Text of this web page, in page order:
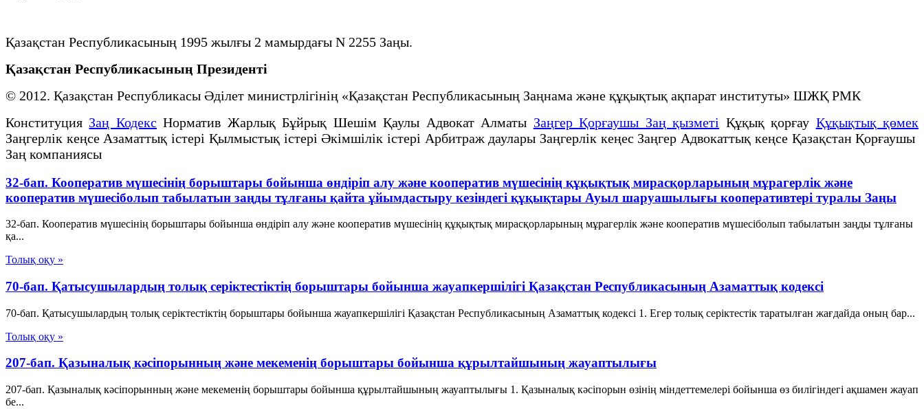
Қазақстан Республикасының 1995 жылғы 2 мамырдағы N 2255 Заңы.
Қазақстан Республикасының Президенті
© 2012. Қазақстан Республикасы Әділет министрлігінің «Қазақстан Республикасының Заңнама және құқықтық ақпарат институты» ШЖҚ РМК
Конституция Заң Кодекс Норматив Жарлық Бұйрық Шешім Қаулы Адвокат Алматы Заңгер Қорғаушы Заң қызметі Құқық қорғау Құқықтық қөмек
Заңгерлік кеңсе Азаматтық істері Қылмыстық істері Әкімшілік істері Арбитраж даулары Заңгерлік кеңес Заңгер Адвокаттық кеңсе Қазақстан Қорғаушы
Заң компаниясы
32-бап. Кооператив мүшесiнiң борыштары бойынша өндiрiп алу және кооператив мүшесiнiң құқықтық мирасқорларының мұрагерлік және
кооператив мүшесiболып табылатын заңды тұлғаны қайта ұйымдастыру кезiндегi құқықтары Ауыл шаруашылығы кооперативтері туралы Заңы
32-бап. Кооператив мүшесiнiң борыштары бойынша өндiрiп алу және кооператив мүшесiнiң құқықтық мирасқорларының мұрагерлік және кооператив мүшесiболып табылатын заңды тұлғаны
қа...
Толық оқу »
70-бап. Қатысушылардың толық серiктестiктiң борыштары бойынша жауапкершiлiгi Қазақстан Республикасының Азаматтық кодексi
70-бап. Қатысушылардың толық серiктестiктiң борыштары бойынша жауапкершiлiгi Қазақстан Республикасының Азаматтық кодексi 1. Егер толық серiктестiк таратылған жағдайда оның бар...
Толық оқу »
207-бап. Қазыналық кәсiпорынның және мекеменің борыштары бойынша құрылтайшының жауаптылығы
207-бап. Қазыналық кәсiпорынның және мекеменің борыштары бойынша құрылтайшының жауаптылығы 1. Қазыналық кәсiпорын өзiнiң мiндеттемелерi бойынша өз билiгiндегi ақшамен жауап
бе...